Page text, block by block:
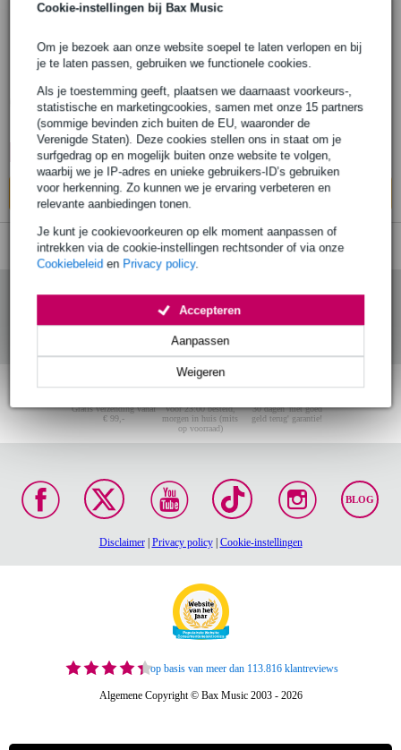
Cookie-instellingen bij Bax Music
Om je bezoek aan onze website soepel te laten verlopen en bij
je te laten passen, gebruiken we functionele cookies.
Als je toestemming geeft, plaatsen we daarnaast voorkeurs-,
statistische en marketingcookies, samen met onze 15 partners
(sommige bevinden zich buiten de EU, waaronder de
Verenigde Staten). Deze cookies stellen ons in staat om je
surfgedrag op en mogelijk buiten onze website te volgen,
waarbij we je IP-adres en unieke gebruikers-ID’s gebruiken
voor herkenning. Zo kunnen we je ervaring verbeteren en
relevante aanbiedingen tonen.
Je kunt je cookievoorkeuren op elk moment aanpassen of
intrekken via de cookie-instellingen rechtsonder of via onze
Cookiebeleid en Privacy policy.
Weigeren
Aanpassen
Accepteren
🔥HOT & NEW
Analog Cases X-PRO Performance
Surface voor X/Z-statieven
Adviesprijs € 269,- € 248,-
Op voorraad bij de leverancier
In mijn winkelwagen
Gratis verzending vanaf
€ 99,-
Voor 23:00 besteld,
morgen in huis (mits
op voorraad)
30 dagen 'niet goed
geld terug' garantie!
BLOG
Disclaimer| Privacy policy| Cookie-instellingen
op basis van meer dan 113.816 klantreviews
Algemene Copyright © Bax Music 2003 - 2026